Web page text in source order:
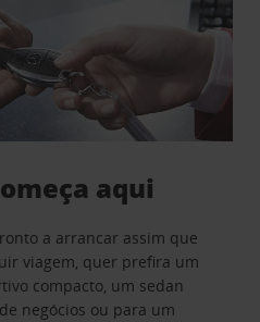
aqui
a arrancar assim que
viagem, quer prefira um
compacto, um sedan
negócios ou para um